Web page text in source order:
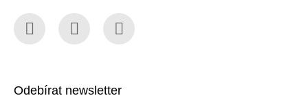
Odebírat newsletter